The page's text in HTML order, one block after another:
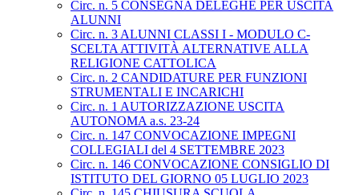
Circ. n. 5 CONSEGNA DELEGHE PER USCITA
ALUNNI
Circ. n. 3 ALUNNI CLASSI I - MODULO C-
SCELTA ATTIVITÀ ALTERNATIVE ALLA
RELIGIONE CATTOLICA
Circ. n. 2 CANDIDATURE PER FUNZIONI
STRUMENTALI E INCARICHI
Circ. n. 1 AUTORIZZAZIONE USCITA
AUTONOMA a.s. 23-24
Circ. n. 147 CONVOCAZIONE IMPEGNI
COLLEGIALI del 4 SETTEMBRE 2023
Circ. n. 146 CONVOCAZIONE CONSIGLIO DI
ISTITUTO DEL GIORNO 05 LUGLIO 2023